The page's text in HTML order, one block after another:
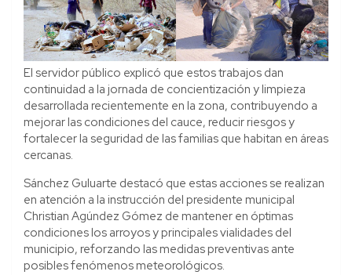
El servidor público explicó que estos trabajos dan
continuidad a la jornada de concientización y limpieza
desarrollada recientemente en la zona, contribuyendo a
mejorar las condiciones del cauce, reducir riesgos y
fortalecer la seguridad de las familias que habitan en áreas
cercanas.
Sánchez Guluarte destacó que estas acciones se realizan
en atención a la instrucción del presidente municipal
Christian Agúndez Gómez de mantener en óptimas
condiciones los arroyos y principales vialidades del
municipio, reforzando las medidas preventivas ante
posibles fenómenos meteorológicos.